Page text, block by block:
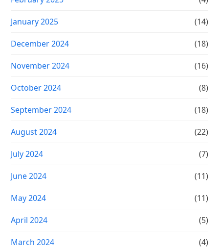
January 2025 (14)
December 2024 (18)
November 2024 (16)
October 2024 (8)
September 2024 (18)
August 2024 (22)
July 2024 (7)
June 2024 (11)
May 2024 (11)
April 2024 (5)
March 2024 (4)